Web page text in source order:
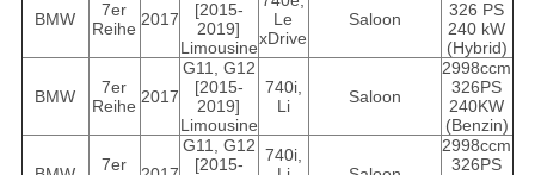
BMW
7er
Reihe 2017
[2015-
2019]
Limousine
Le
xDrive
Saloon
326 PS
240 kW
(Hybrid)
BMW
7er
Reihe 2017
G11, G12
[2015-
2019]
Limousine
740i,
Li
Saloon
2998ccm
326PS
240KW
(Benzin)
7er
G11, G12
[2015-
740i,
2998ccm
326PS